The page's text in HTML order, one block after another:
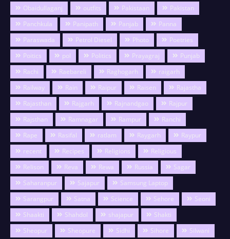
Obaidullaganj
outfits Pakistaan
Pakistan
Panchkula
Panipath Panjab
Panna
Paraswada
Petrol Diesel Photo
Poetries
Poitics
pol Politics Prayagraj
Punjab
Rachi
Raebareli Raghogarh
raigarh
Railway
Rain Raipur Raisen
Rajastha
Rajasthan
Rajgarh Rajnandgao
Rajpur
Rajsthan
Ramnagar Rampur
Ranchi
Rape
Rasifal ratlam Raygarh
Raypur
recent
Recipes Religions
Religious
Relison
Reva Rewa Russia
Sagar
Saharanpur
Sajapur
Samsung Laptop
Sarangpur
Satna Science Sehore
Seoni
Shaakti
Shahdol shajapur
Shakti
Sheopur
Sheopure Sidhi Sihore
Silwani